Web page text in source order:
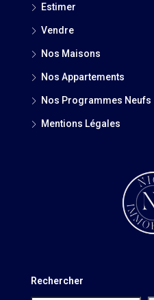
Estimer
Vendre
Nos Maisons
Nos Appartements
Nos Programmes Neufs
Mentions Légales
Rechercher